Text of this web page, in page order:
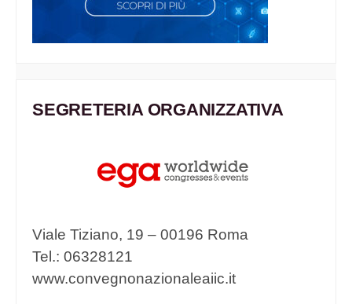
SEGRETERIA ORGANIZZATIVA
Viale Tiziano, 19 – 00196 Roma
Tel.: 06328121
www.convegnonazionaleaiic.it